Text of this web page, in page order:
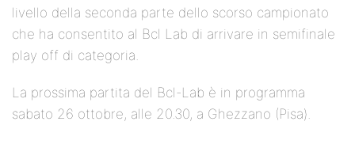
livello della seconda parte dello scorso campionato
che ha consentito al Bcl Lab di arrivare in semifinale
play off di categoria.
La prossima partita del Bcl-Lab è in programma
sabato 26 ottobre, alle 20.30, a Ghezzano (Pisa).